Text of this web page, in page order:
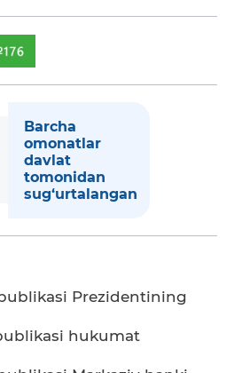
Barcha
omonatlar
davlat
tomonidan
sug‘urtalangan
Prezidentining
hukumat